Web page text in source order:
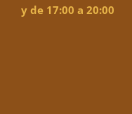
y de 17:00 a 20:00